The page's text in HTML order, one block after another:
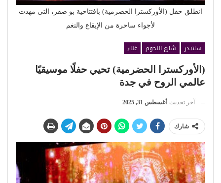
انطلق حفل (الأوركسترا الحضرمية) بافتتاحية بو صقر، التي مهدت
لأجواء ساحرة من الإيقاع والنغم
سلايدر شارع النجوم
غناء
(الأوركسترا الحضرمية) تحيي حفلًا موسيقيًا
عالمي الروح في جدة
آخر تحديث أغسطس 31, 2025
شارك